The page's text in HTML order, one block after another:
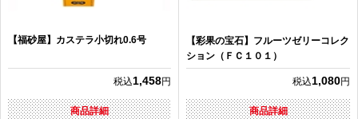
【福砂屋】カステラ小切れ0.6号
税込1,458円
商品詳細
【彩果の宝石】フルーツゼリーコレク
ション（ＦＣ１０１）
税込1,080円
商品詳細